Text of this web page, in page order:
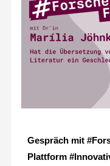
Gespräch mit
Plattform